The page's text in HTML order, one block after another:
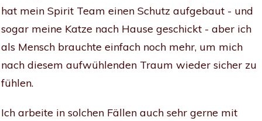
hat mein Spirit Team einen Schutz aufgebaut - und
sogar meine Katze nach Hause geschickt - aber ich
als Mensch brauchte einfach noch mehr, um mich
nach diesem aufwühlenden Traum wieder sicher zu
fühlen.
Ich arbeite in solchen Fällen auch sehr gerne mit